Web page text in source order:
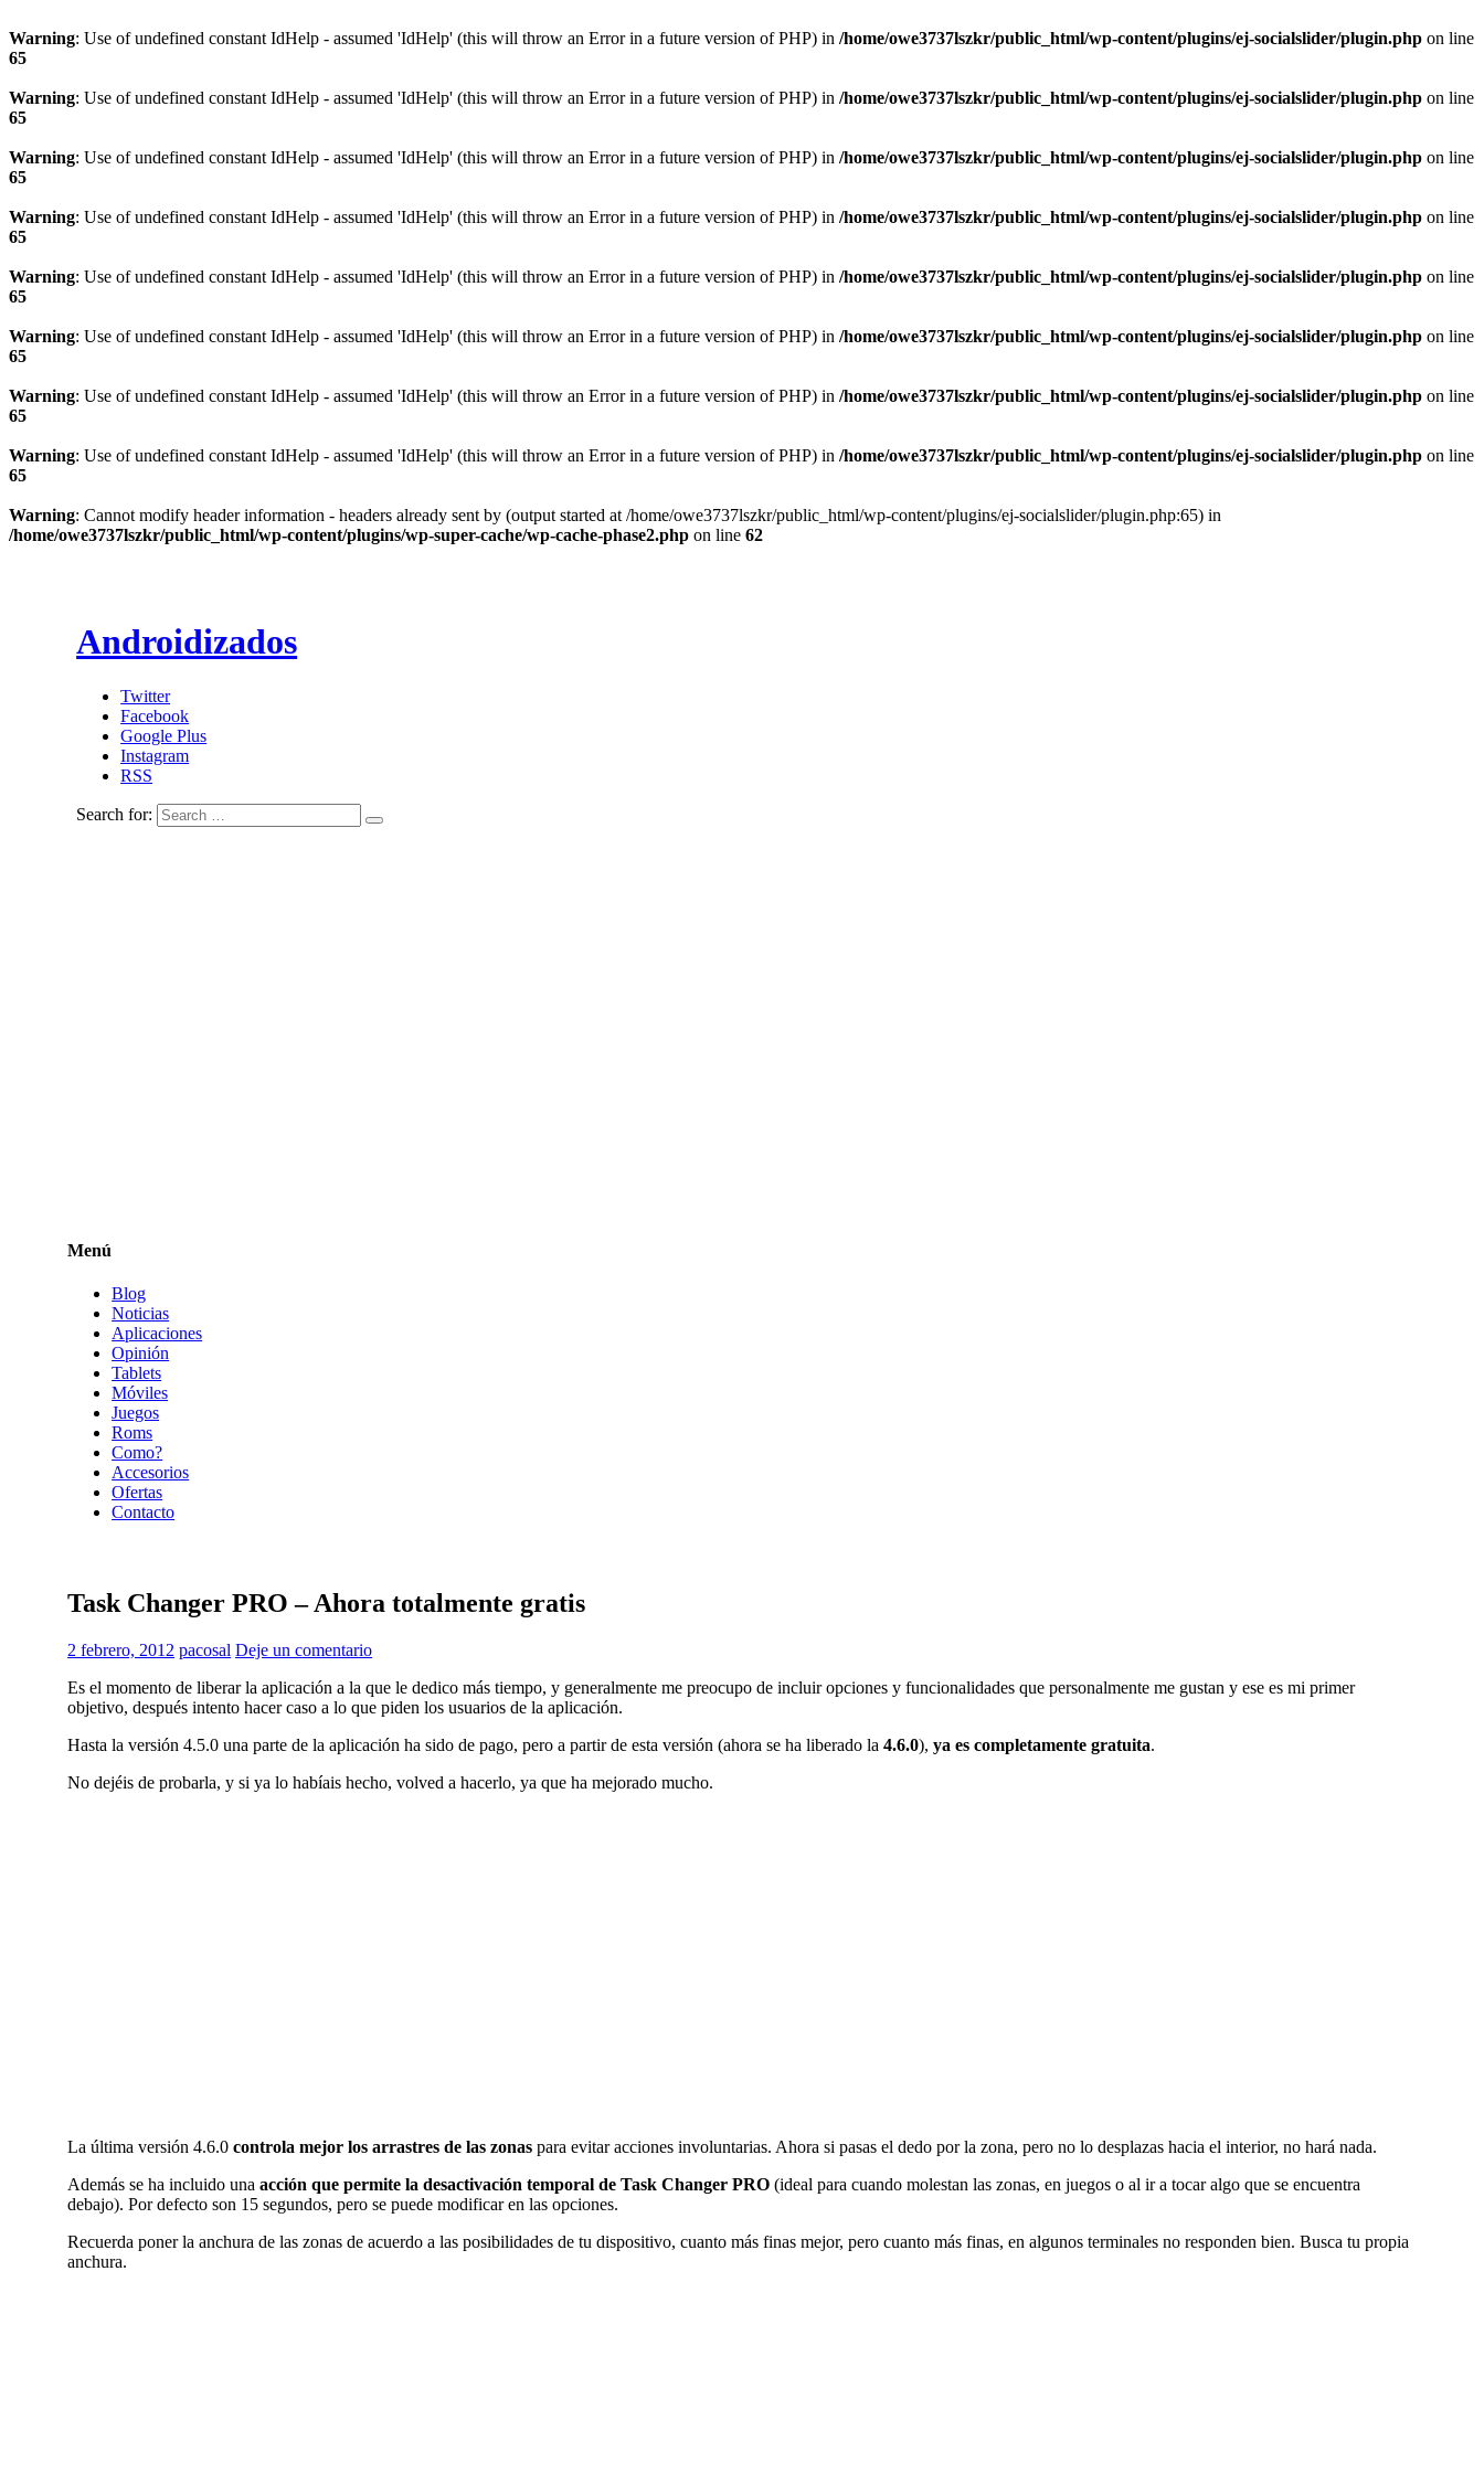
Warning: Use of undefined constant IdHelp - assumed 'IdHelp' (this will throw an Error in a future version of PHP) in /home/owe3737lszkr/public_html/wp-content/plugins/ej-socialslider/plugin.php on line
65
Warning: Use of undefined constant IdHelp - assumed 'IdHelp' (this will throw an Error in a future version of PHP) in /home/owe3737lszkr/public_html/wp-content/plugins/ej-socialslider/plugin.php on line
65
Warning: Use of undefined constant IdHelp - assumed 'IdHelp' (this will throw an Error in a future version of PHP) in /home/owe3737lszkr/public_html/wp-content/plugins/ej-socialslider/plugin.php on line
65
Warning: Use of undefined constant IdHelp - assumed 'IdHelp' (this will throw an Error in a future version of PHP) in /home/owe3737lszkr/public_html/wp-content/plugins/ej-socialslider/plugin.php on line
65
Warning: Use of undefined constant IdHelp - assumed 'IdHelp' (this will throw an Error in a future version of PHP) in /home/owe3737lszkr/public_html/wp-content/plugins/ej-socialslider/plugin.php on line
65
Warning: Use of undefined constant IdHelp - assumed 'IdHelp' (this will throw an Error in a future version of PHP) in /home/owe3737lszkr/public_html/wp-content/plugins/ej-socialslider/plugin.php on line
65
Warning: Use of undefined constant IdHelp - assumed 'IdHelp' (this will throw an Error in a future version of PHP) in /home/owe3737lszkr/public_html/wp-content/plugins/ej-socialslider/plugin.php on line
65
Warning: Use of undefined constant IdHelp - assumed 'IdHelp' (this will throw an Error in a future version of PHP) in /home/owe3737lszkr/public_html/wp-content/plugins/ej-socialslider/plugin.php on line
65
Warning: Cannot modify header information - headers already sent by (output started at /home/owe3737lszkr/public_html/wp-content/plugins/ej-socialslider/plugin.php:65) in
/home/owe3737lszkr/public_html/wp-content/plugins/wp-super-cache/wp-cache-phase2.php on line 62
Androidizados
Twitter
Facebook
Google Plus
Instagram
RSS
Search for:
Menú
Blog
Noticias
Aplicaciones
Opinión
Tablets
Móviles
Juegos
Roms
Como?
Accesorios
Ofertas
Contacto
Task Changer PRO – Ahora totalmente gratis
2 febrero, 2012 pacosal Deje un comentario
Es el momento de liberar la aplicación a la que le dedico más tiempo, y generalmente me preocupo de incluir opciones y funcionalidades que personalmente me gustan y ese es mi primer
objetivo, después intento hacer caso a lo que piden los usuarios de la aplicación.
Hasta la versión 4.5.0 una parte de la aplicación ha sido de pago, pero a partir de esta versión (ahora se ha liberado la4.6.0),ya es completamente gratuita.
No dejéis de probarla, y si ya lo habíais hecho, volved a hacerlo, ya que ha mejorado mucho.
La última versión 4.6.0controla mejor los arrastres de las zonas para evitar acciones involuntarias. Ahora si pasas el dedo por la zona, pero no lo desplazas hacia el interior, no hará nada.
Además se ha incluido unaacción que permite la desactivación temporal de Task Changer PRO (ideal para cuando molestan las zonas, en juegos o al ir a tocar algo que se encuentra
debajo). Por defecto son 15 segundos, pero se puede modificar en las opciones.
Recuerda poner la anchura de las zonas de acuerdo a las posibilidades de tu dispositivo, cuanto más finas mejor, pero cuanto más finas, en algunos terminales no responden bien. Busca tu propia
anchura.